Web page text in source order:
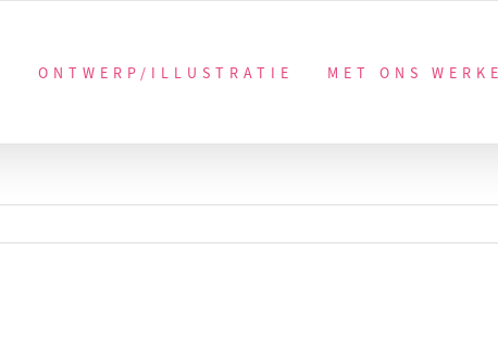
ONTWERP/ILLUSTRATIE
MET ONS